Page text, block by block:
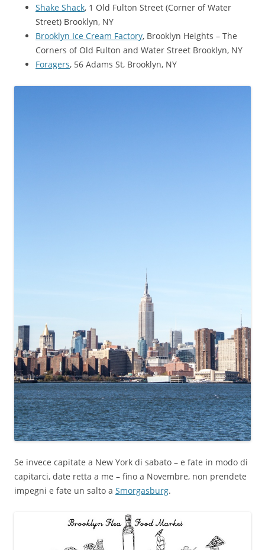
Shake Shack, 1 Old Fulton Street (Corner of Water
Street) Brooklyn, NY
Brooklyn Ice Cream Factory, Brooklyn Heights – The
Corners of Old Fulton and Water Street Brooklyn, NY
Foragers, 56 Adams St, Brooklyn, NY
Se invece capitate a New York di sabato – e fate in modo di
capitarci, date retta a me – fino a Novembre, non prendete
impegni e fate un salto a Smorgasburg.